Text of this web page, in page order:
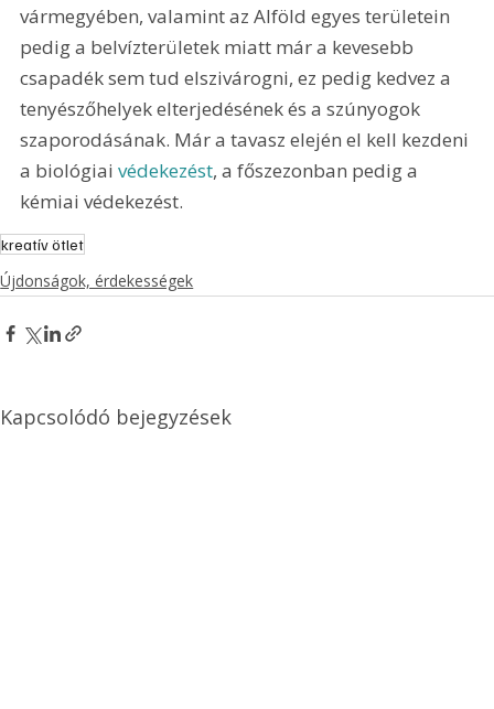
vármegyében, valamint az Alföld egyes területein
pedig a belvízterületek miatt már a kevesebb
csapadék sem tud elszivárogni, ez pedig kedvez a
tenyészőhelyek elterjedésének és a szúnyogok
szaporodásának. Már a tavasz elején el kell kezdeni
a biológiai védekezést, a főszezonban pedig a
kémiai védekezést.
kreatív ötlet
Újdonságok, érdekességek
Kapcsolódó bejegyzések